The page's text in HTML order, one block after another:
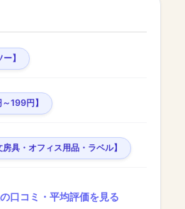
】
～199円】
房具・オフィス用品・ラベル】
口コミ・平均評価を見る